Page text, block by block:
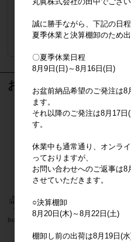
注文数
おすすめ商品
boyhood
誠に勝手ながら、下記の日
夏季休業と決算棚卸のため
〇夏季休業日程
8月9日(日)～8月16日(日)
お盆前納品希望のご発注は8
ます。
それ以降のご発注は8月17日
す。
休業中も通常通り、オンラ
っておりますが、
お問い合わせへのご返事は
させていただきます。
○決算棚卸
8月20日(木)～8月22日(土)
棚卸し前の出荷は8月19日(